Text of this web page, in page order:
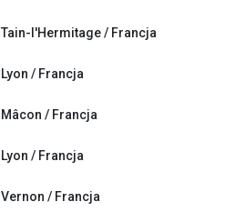
Tain-l'Hermitage / Francja
Lyon / Francja
Mâcon / Francja
Lyon / Francja
Vernon / Francja